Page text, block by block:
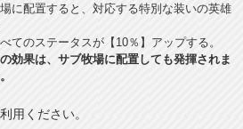
に配置すると、対応する特別な装いの英雄
てのステータスが【10％】アップする。
効果は、サブ牧場に配置しても発揮されま
用ください。